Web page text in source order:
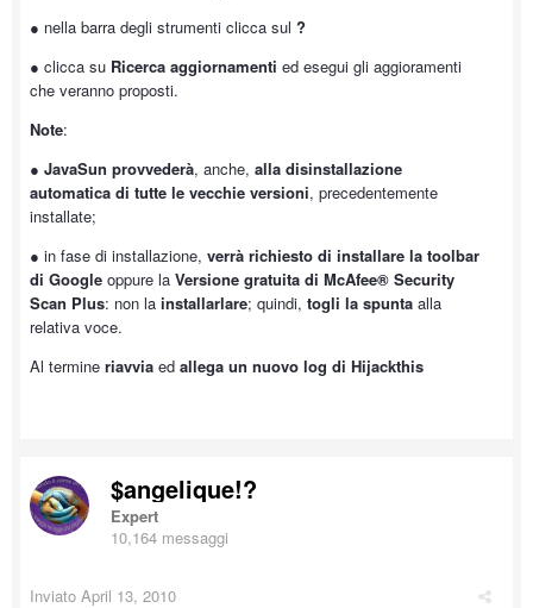
● nella barra degli strumenti clicca sul ?
● clicca su Ricerca aggiornamenti ed esegui gli aggioramenti
che veranno proposti.
Note:
● JavaSun provvederà, anche, alla disinstallazione
automatica di tutte le vecchie versioni, precedentemente
installate;
● in fase di installazione, verrà richiesto di installare la toolbar
di Google oppure la Versione gratuita di McAfee® Security
Scan Plus: non la installarlare; quindi, togli la spunta alla
relativa voce.
Al termine riavvia ed allega un nuovo log di Hijackthis
$angelique!?
Expert
10,164 messaggi
Inviato April 13, 2010